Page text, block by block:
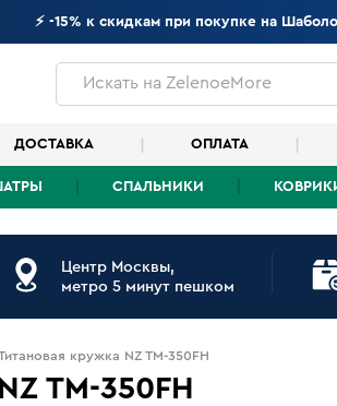
⚡ -15% к скидкам при покупке на
Искатьна ZelenoeMore
ДОСТАВКА ОПЛАТА
СПАЛЬНИКИ
Центр Москвы,
метро 5 минут пешком
кружка NZ TM-350FH
TM-350FH